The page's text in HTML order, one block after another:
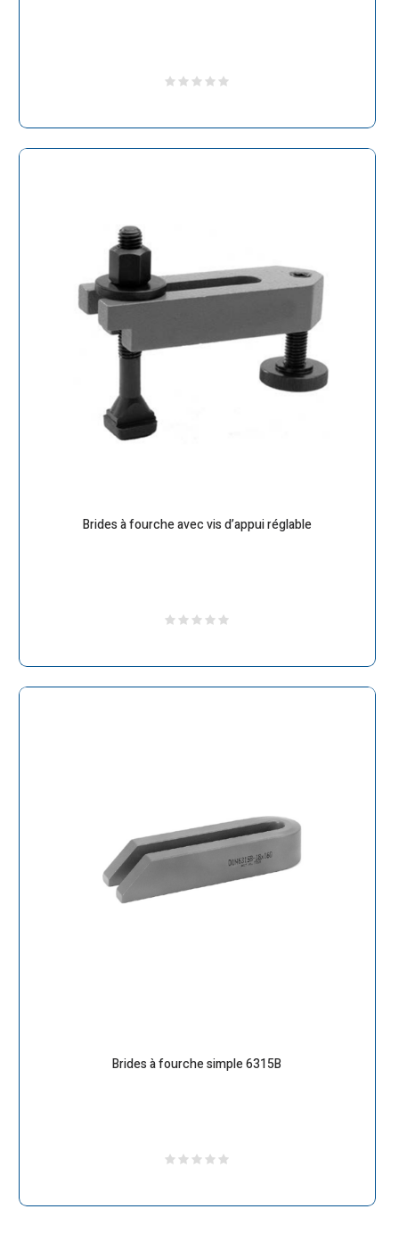
Brides à fourche avec vis d’appui réglable
Brides à fourche simple 6315B